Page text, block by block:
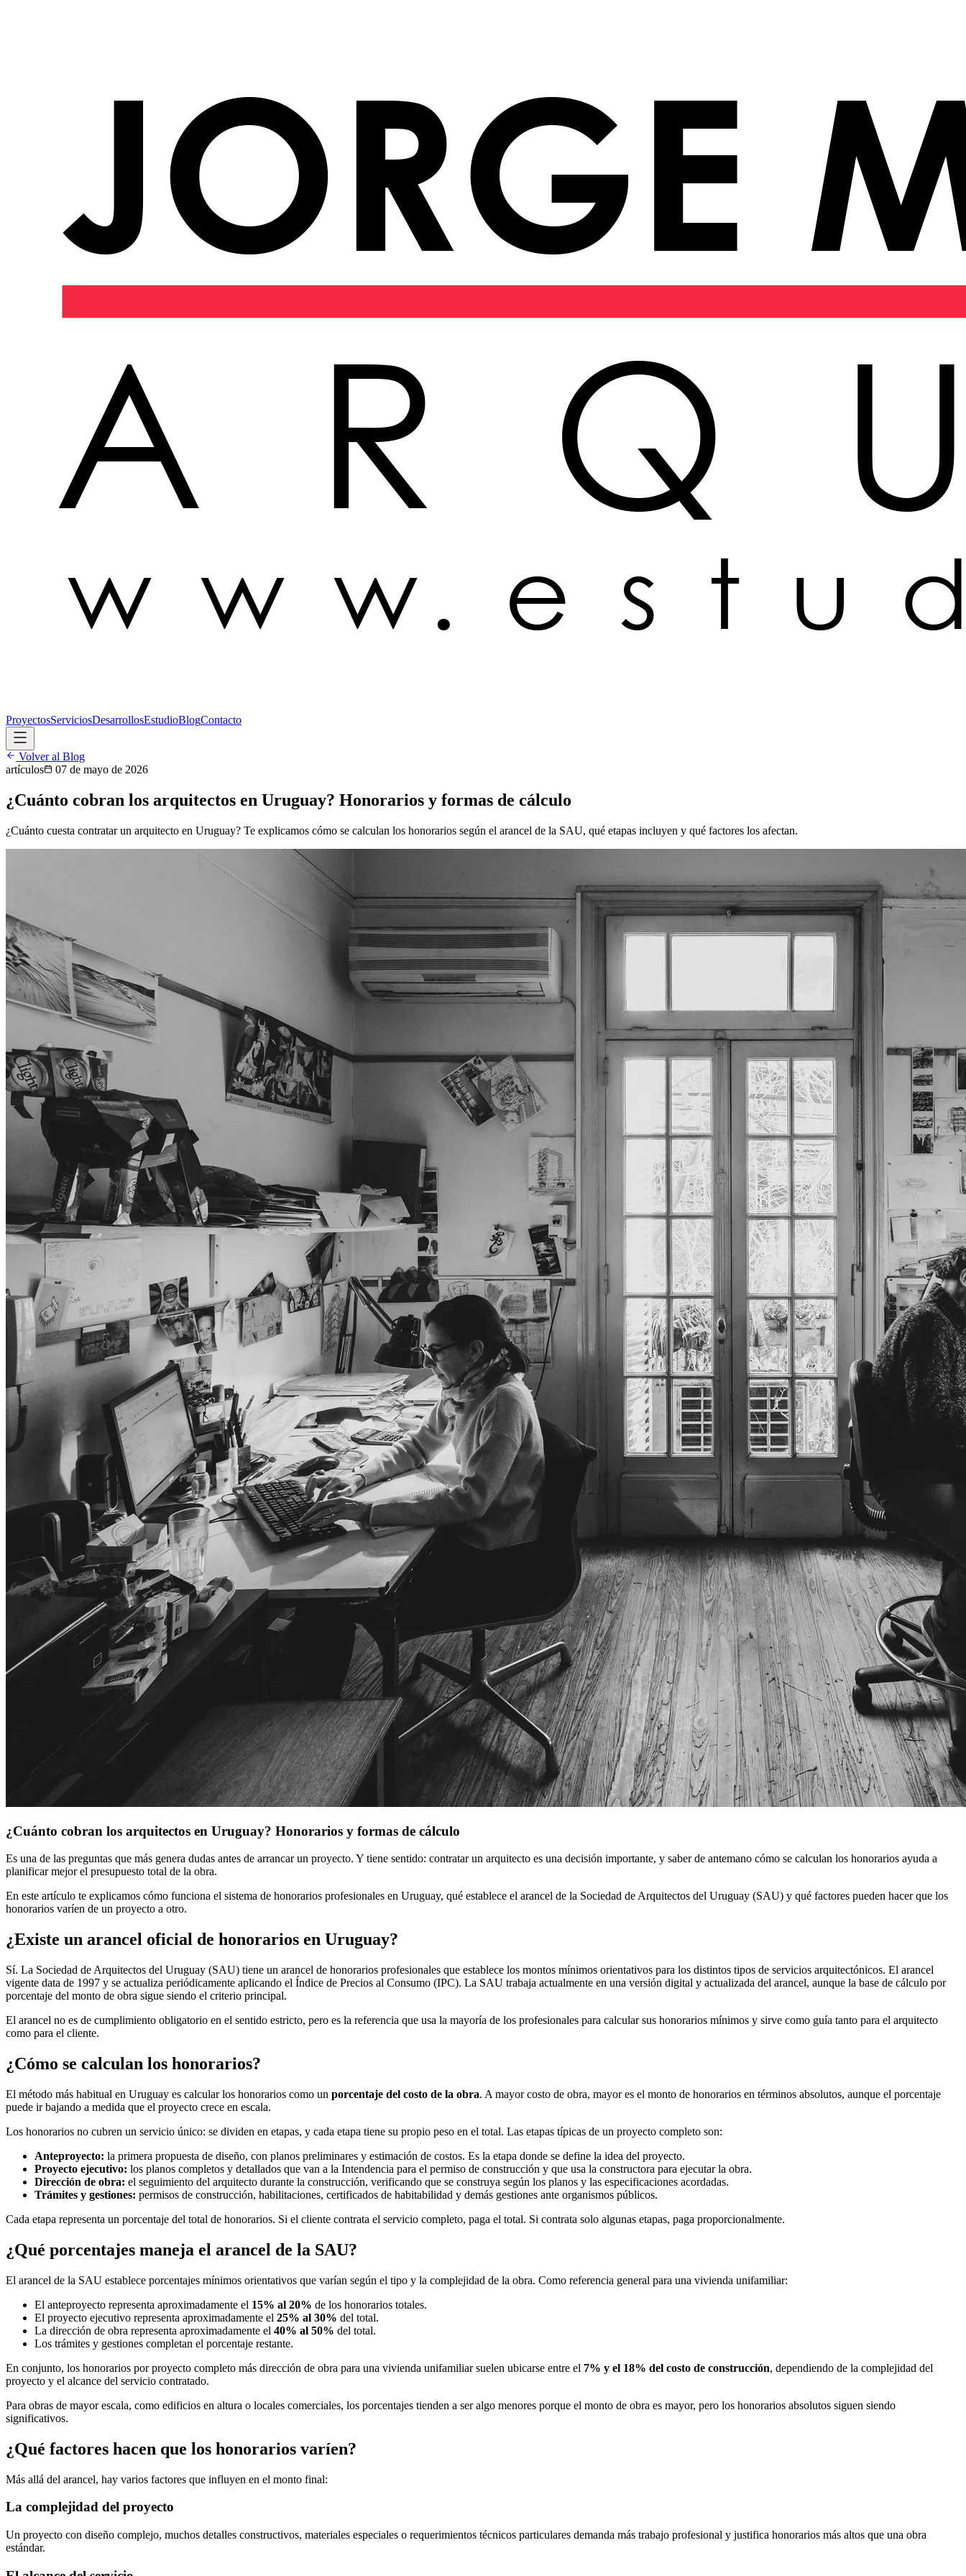
ProyectosServiciosDesarrollosEstudioBlogContacto
Volver al Blog
artículos
07 de mayo de 2026
¿Cuánto cobran los arquitectos en Uruguay? Honorarios y formas de cálculo
¿Cuánto cuesta contratar un arquitecto en Uruguay? Te explicamos cómo se calculan los honorarios según el arancel de la SAU, qué etapas incluyen y qué factores los afectan.
¿Cuánto cobran los arquitectos en Uruguay? Honorarios y formas de cálculo
Es una de las preguntas que más genera dudas antes de arrancar un proyecto. Y tiene sentido: contratar un arquitecto es una decisión importante, y saber de antemano cómo se calculan los honorarios ayuda a
planificar mejor el presupuesto total de la obra.
En este artículo te explicamos cómo funciona el sistema de honorarios profesionales en Uruguay, qué establece el arancel de la Sociedad de Arquitectos del Uruguay (SAU) y qué factores pueden hacer que los
honorarios varíen de un proyecto a otro.
¿Existe un arancel oficial de honorarios en Uruguay?
Sí. La Sociedad de Arquitectos del Uruguay (SAU) tiene un arancel de honorarios profesionales que establece los montos mínimos orientativos para los distintos tipos de servicios arquitectónicos. El arancel
vigente data de 1997 y se actualiza periódicamente aplicando el Índice de Precios al Consumo (IPC). La SAU trabaja actualmente en una versión digital y actualizada del arancel, aunque la base de cálculo por
porcentaje del monto de obra sigue siendo el criterio principal.
El arancel no es de cumplimiento obligatorio en el sentido estricto, pero es la referencia que usa la mayoría de los profesionales para calcular sus honorarios mínimos y sirve como guía tanto para el arquitecto
como para el cliente.
¿Cómo se calculan los honorarios?
El método más habitual en Uruguay es calcular los honorarios como un porcentaje del costo de la obra. A mayor costo de obra, mayor es el monto de honorarios en términos absolutos, aunque el porcentaje
puede ir bajando a medida que el proyecto crece en escala.
Los honorarios no cubren un servicio único: se dividen en etapas, y cada etapa tiene su propio peso en el total. Las etapas típicas de un proyecto completo son:
Anteproyecto: la primera propuesta de diseño, con planos preliminares y estimación de costos. Es la etapa donde se define la idea del proyecto.
Proyecto ejecutivo: los planos completos y detallados que van a la Intendencia para el permiso de construcción y que usa la constructora para ejecutar la obra.
Dirección de obra: el seguimiento del arquitecto durante la construcción, verificando que se construya según los planos y las especificaciones acordadas.
Trámites y gestiones: permisos de construcción, habilitaciones, certificados de habitabilidad y demás gestiones ante organismos públicos.
Cada etapa representa un porcentaje del total de honorarios. Si el cliente contrata el servicio completo, paga el total. Si contrata solo algunas etapas, paga proporcionalmente.
¿Qué porcentajes maneja el arancel de la SAU?
El arancel de la SAU establece porcentajes mínimos orientativos que varían según el tipo y la complejidad de la obra. Como referencia general para una vivienda unifamiliar:
El anteproyecto representa aproximadamente el 15% al 20% de los honorarios totales.
El proyecto ejecutivo representa aproximadamente el 25% al 30% del total.
La dirección de obra representa aproximadamente el 40% al 50% del total.
Los trámites y gestiones completan el porcentaje restante.
En conjunto, los honorarios por proyecto completo más dirección de obra para una vivienda unifamiliar suelen ubicarse entre el 7% y el 18% del costo de construcción, dependiendo de la complejidad del
proyecto y el alcance del servicio contratado.
Para obras de mayor escala, como edificios en altura o locales comerciales, los porcentajes tienden a ser algo menores porque el monto de obra es mayor, pero los honorarios absolutos siguen siendo
significativos.
¿Qué factores hacen que los honorarios varíen?
Más allá del arancel, hay varios factores que influyen en el monto final:
La complejidad del proyecto
Un proyecto con diseño complejo, muchos detalles constructivos, materiales especiales o requerimientos técnicos particulares demanda más trabajo profesional y justifica honorarios más altos que una obra
estándar.